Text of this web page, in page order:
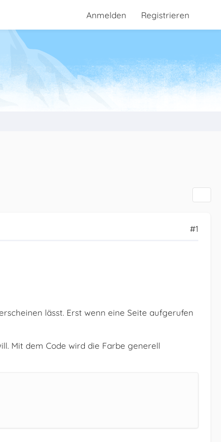
Anmelden Registrieren
#1
lässt. Erst wenn eine Seite aufgerufen
Mit dem Code wird die Farbe generell